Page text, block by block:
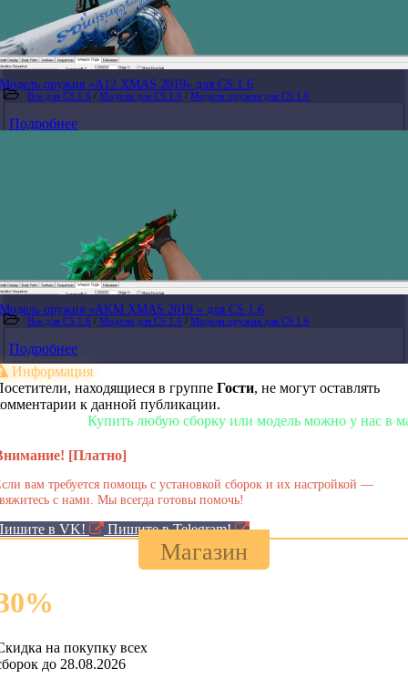
Модель оружия «A12 XMAS 2019» для CS 1.6
Все для CS 1.6 / Модели для CS 1.6 / Модели оружия для CS 1.6
Подробнее
Модель оружия «AKM XMAS 2019 » для CS 1.6
Все для CS 1.6 / Модели для CS 1.6 / Модели оружия для CS 1.6
Подробнее
Информация
находящиеся в группе Гости, не могут оставлять
к данной публикации.
Купить любую сборку или модель можно у нас в
[Платно]
вам требуется помощь с установкой сборок и их настройкой —
с нами. Мы всегда готовы помочь!
в VK! Пишите в Telegram!
Магазин
%
на покупку всех
до 28.08.2026